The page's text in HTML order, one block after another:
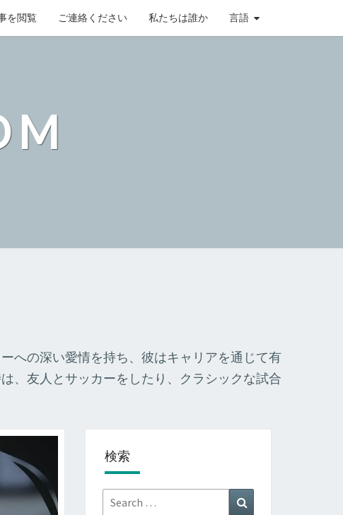
を閲覧 ご連絡ください 私たちは誰か 言語
への深い愛情を持ち、彼はキャリアを通じて有
、友人とサッカーをしたり、クラシックな試合
検索
Search